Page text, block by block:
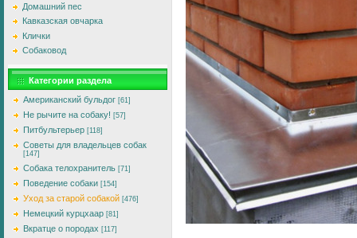
Домашний пес
Кавказская овчарка
Клички
Собаковод
Категории раздела
Американский бульдог [61]
Не рычите на собаку! [57]
Питбультерьер [118]
Советы для владельцев собак
[147]
Собака телохранитель [71]
Поведение собаки [154]
Уход за старой собакой [476]
Немецкий курцхаар [81]
Вкратце о породах [117]